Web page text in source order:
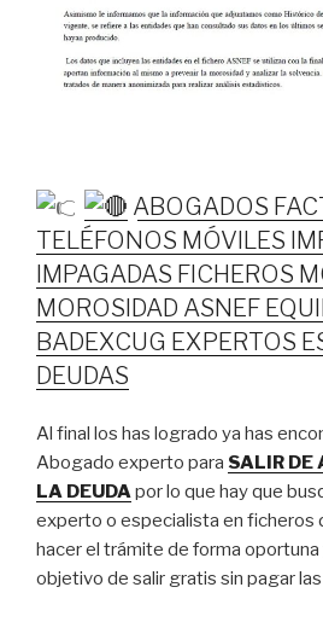
ABOGADOS
TELÉFONOS MÓVILES
IMPAGADAS FICHEROS
MOROSIDAD ASNEF
BADEXCUG EXPERTOS
DEUDAS
Al final los has logrado ya has
Abogado experto para SALIR DE
LA DEUDApor lo que hay que
experto o especialista en ficheros
hacer el trámite de forma oportuna
objetivo de salir gratis sin pagar